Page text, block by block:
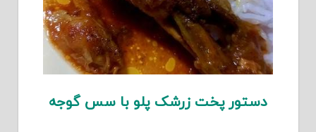
دستور پخت زرشک پلو با سس گوجه